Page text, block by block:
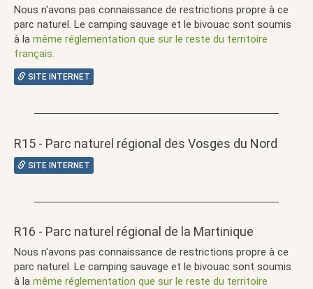
Nous n'avons pas connaissance de restrictions propre à ce
parc naturel. Le camping sauvage et le bivouac sont soumis
à la même réglementation que sur le reste du territoire
français.
SITE INTERNET
R15 - Parc naturel régional des Vosges du Nord
SITE INTERNET
R16 - Parc naturel régional de la Martinique
Nous n'avons pas connaissance de restrictions propre à ce
parc naturel. Le camping sauvage et le bivouac sont soumis
à la même réglementation que sur le reste du territoire